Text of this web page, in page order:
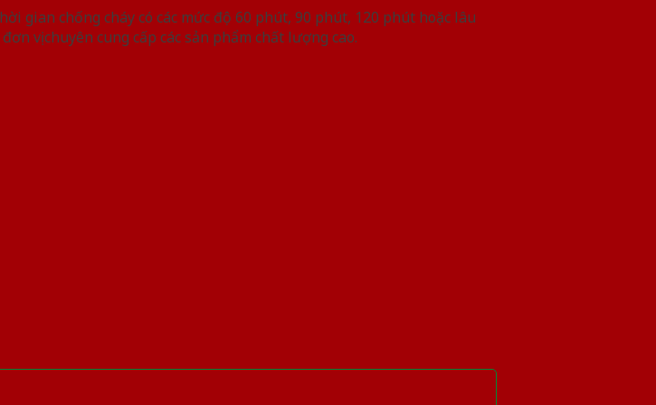
gian chống cháy có các mức độ 60 phút, 90 phút, 120 phút hoặc lâu
vị chuyên cung cấp các sản phẩm chất lượng cao.